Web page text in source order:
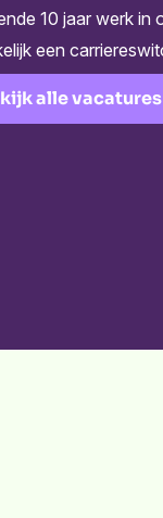
10 jaar werk in
een
alle vacatures